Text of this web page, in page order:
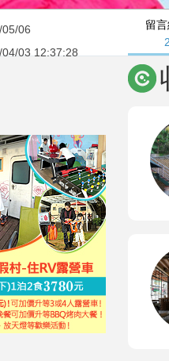
留
2
06
03 12:37:28